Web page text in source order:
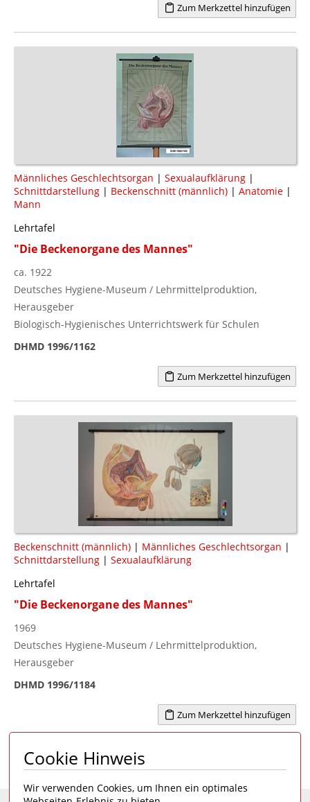
Zum Merkzettel hinzufügen
Männliches Geschlechtsorgan | Sexualaufklärung |
Schnittdarstellung | Beckenschnitt (männlich) | Anatomie |
Mann
Lehrtafel
"Die Beckenorgane des Mannes"
ca. 1922
Deutsches Hygiene-Museum / Lehrmittelproduktion,
Herausgeber
Biologisch-Hygienisches Unterrichtswerk für Schulen
DHMD 1996/1162
Zum Merkzettel hinzufügen
Beckenschnitt (männlich) | Männliches Geschlechtsorgan |
Schnittdarstellung | Sexualaufklärung
Lehrtafel
"Die Beckenorgane des Mannes"
1969
Deutsches Hygiene-Museum / Lehrmittelproduktion,
Herausgeber
DHMD 1996/1184
Zum Merkzettel hinzufügen
Seite 1 von 1 1
Cookie Hinweis
Wir verwenden Cookies, um Ihnen ein optimales